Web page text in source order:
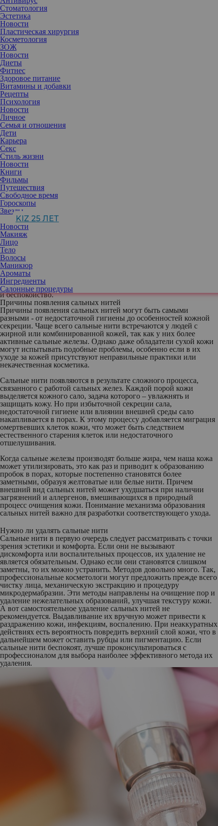
Стоматология
Эстетика
Новости
Пластическая хирургия
Косметология
ЗОЖ
Новости
Диеты
Фитнес
Здоровое питание
Витамины и добавки
Рецепты
Психология
Новости
Личное
Семья и отношения
Дети
Карьера
Секс
Стиль жизни
Новости
Книги
Фильмы
Путешествия
Свободное время
Гороскопы
Звезды
KIZ 25 ЛЕТ
Новости
Макияж
Лицо
Тело
Волосы
Маникюр
Ароматы
Ингредиенты
Салонные процедуры
Они выглядят как точки на коже и при выдавливании
напоминают тонкие нити или пробки, поэтому их часто путают
с угрями. Откуда они берутся и о чем говорят, расскажет
косметолог.
порах кожи, которые могут образовываться чаще в зонах вокруг
носа, на подбородке и в области лба. И хотя это вполне
естественные формирования и сами по себе не считаются
медицинской проблемой, их наличие может вызывать вопросы
и беспокойство.
Причины появления сальных нитей
Причины появления сальных нитей могут быть самыми
разными - от недостаточной гигиены до особенностей кожной
секреции. Чаще всего сальные нити встречаются у людей с
жирной или комбинированной кожей, так как у них более
активные сальные железы. Однако даже обладатели сухой кожи
могут испытывать подобные проблемы, особенно если в их
уходе за кожей присутствуют неправильные практики или
некачественная косметика.
Сальные нити появляются в результате сложного процесса,
связанного с работой сальных желез. Каждой порой кожи
выделяется кожного сало, задача которого – увлажнять и
защищать кожу. Но при избыточной секреции сала,
недостаточной гигиене или влиянии внешней среды сало
накапливается в порах. К этому процессу добавляется миграция
омертвевших клеток кожи, что может быть следствием
естественного старения клеток или недостаточного
отшелушивания.
Когда сальные железы производят больше жира, чем наша кожа
может утилизировать, это как раз и приводит к образованию
пробок в порах, которые постепенно становятся более
заметными, образуя желтоватые или белые нити. Причем
внешний вид сальных нитей может ухудшаться при наличии
загрязнений и аллергенов, вмешивающихся в природный
процесс очищения кожи. Понимание механизма образования
сальных нитей важно для разработки соответствующего ухода.
Нужно ли удалять сальные нити
Сальные нити в первую очередь следует рассматривать с точки
зрения эстетики и комфорта. Если они не вызывают
дискомфорта или воспалительных процессов, их удаление не
является обязательным. Однако если они становятся слишком
заметны, то их можно устранить. Методов довольно много. Так,
профессиональные косметологи могут предложить прежде всего
чистку лица, механическую экстракцию и процедуру
микродермабразии. Эти методы направлены на очищение пор и
удаление нежелательных образований, улучшая текстуру кожи.
А вот самостоятельное удаление сальных нитей не
рекомендуется. Выдавливание их вручную может привести к
раздражению кожи, инфекциям, воспалению. При неаккуратных
действиях есть вероятность повредить верхний слой кожи, что в
дальнейшем может оставить рубцы или пигментацию. Если
сальные нити беспокоят, лучше проконсультироваться с
профессионалом для выбора наиболее эффективного метода их
удаления.